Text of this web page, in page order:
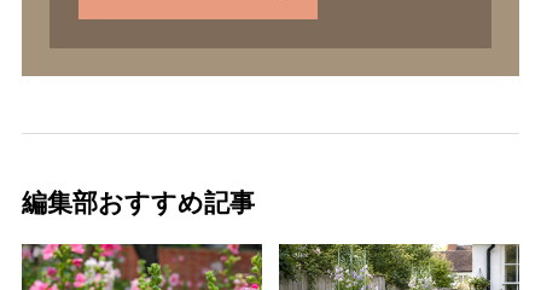
編集部おすすめ記事